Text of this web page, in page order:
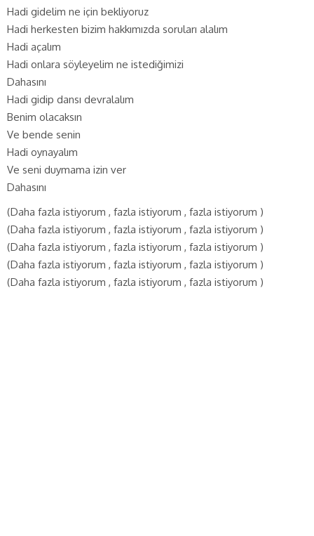
Hadi gidelim ne için bekliyoruz
Hadi herkesten bizim hakkımızda soruları alalım
Hadi açalım
Hadi onlara söyleyelim ne istediğimizi
Dahasını
Hadi gidip dansı devralalım
Benim olacaksın
Ve bende senin
Hadi oynayalım
Ve seni duymama izin ver
Dahasını
(Daha fazla istiyorum , fazla istiyorum , fazla istiyorum )
(Daha fazla istiyorum , fazla istiyorum , fazla istiyorum )
(Daha fazla istiyorum , fazla istiyorum , fazla istiyorum )
(Daha fazla istiyorum , fazla istiyorum , fazla istiyorum )
(Daha fazla istiyorum , fazla istiyorum , fazla istiyorum )